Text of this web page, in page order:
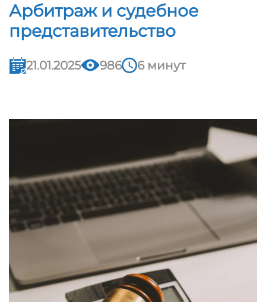
Арбитраж и судебное
представительство
21.01.2025 986 6 минут